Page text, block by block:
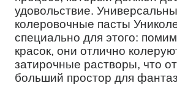
удовольствие.
колеровочные пасты
специально для этого:
красок, они отлично
затирочные растворы, что
больший простор для